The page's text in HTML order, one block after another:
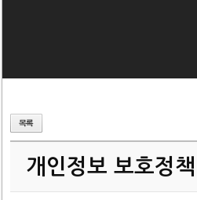
개인정보 보호정책